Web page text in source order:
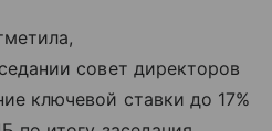
совет директоров
ключевой ставки до 17%